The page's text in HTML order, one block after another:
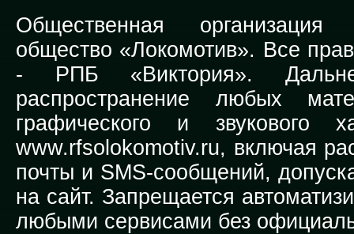
Общественная организация
общество «Локомотив». Все
- РПБ «Виктория».
распространение любых
графического и звукового
www.rfsolokomotiv.ru, включая
почты и SMS-сообщений,
на сайт. Запрещается
любыми сервисами без